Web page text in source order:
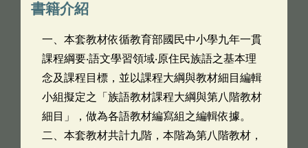
書籍介紹
一、本套教材依循教育部國民中小學九年一貫
課程綱要‧語文學習領域‧原住民族語之基本理
念及課程目標，並以課程大綱與教材細目編輯
小組擬定之「族語教材課程大綱與第八階教材
細目」，做為各語教材編寫組之編輯依據。
二、本套教材共計九階，本階為第八階教材，